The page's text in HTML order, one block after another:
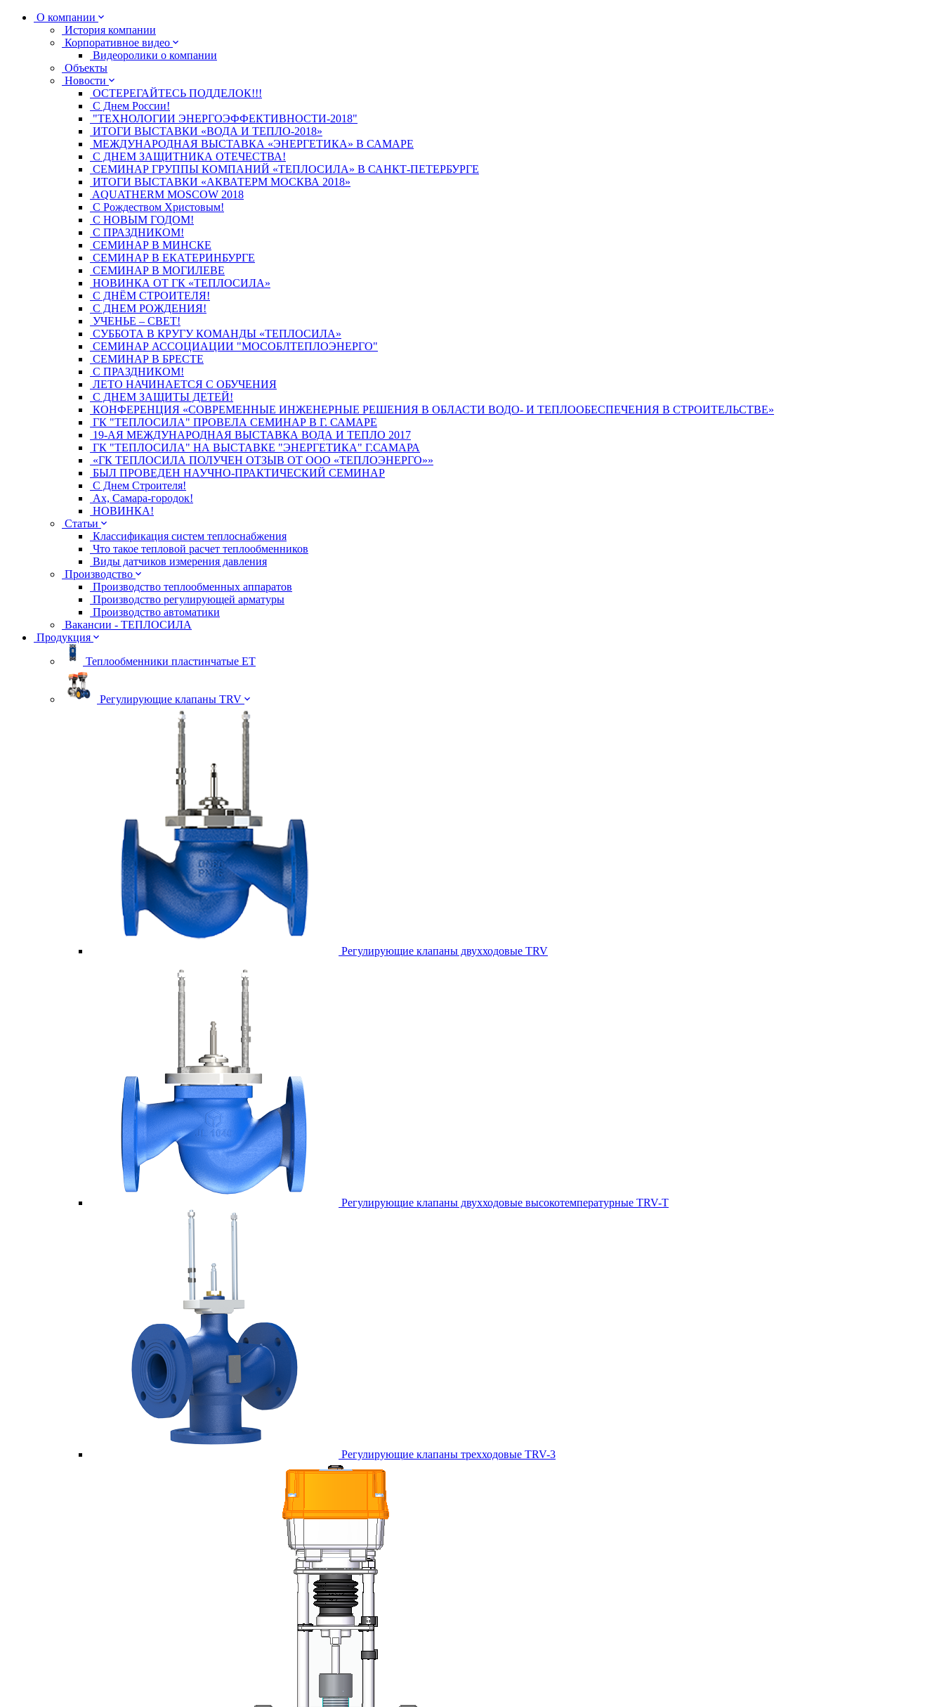
О компании
История компании
Корпоративное видео
Видеоролики о компании
Объекты
Новости
ОСТЕРЕГАЙТЕСЬ ПОДДЕЛОК!!!
С Днем России!
"ТЕХНОЛОГИИ ЭНЕРГОЭФФЕКТИВНОСТИ-2018"
ИТОГИ ВЫСТАВКИ «ВОДА И ТЕПЛО-2018»
МЕЖДУНАРОДНАЯ ВЫСТАВКА «ЭНЕРГЕТИКА» В САМАРЕ
С ДНЕМ ЗАЩИТНИКА ОТЕЧЕСТВА!
СЕМИНАР ГРУППЫ КОМПАНИЙ «ТЕПЛОСИЛА» В САНКТ-ПЕТЕРБУРГЕ
ИТОГИ ВЫСТАВКИ «АКВАТЕРМ МОСКВА 2018»
AQUATHERM MOSCOW 2018
С Рождеством Христовым!
С НОВЫМ ГОДОМ!
С ПРАЗДНИКОМ!
СЕМИНАР В МИНСКЕ
СЕМИНАР В ЕКАТЕРИНБУРГЕ
СЕМИНАР В МОГИЛЕВЕ
НОВИНКА ОТ ГК «ТЕПЛОСИЛА»
С ДНЁМ СТРОИТЕЛЯ!
С ДНЕМ РОЖДЕНИЯ!
УЧЕНЬЕ – СВЕТ!
СУББОТА В КРУГУ КОМАНДЫ «ТЕПЛОСИЛА»
СЕМИНАР АССОЦИАЦИИ "МОСОБЛТЕПЛОЭНЕРГО"
СЕМИНАР В БРЕСТЕ
С ПРАЗДНИКОМ!
ЛЕТО НАЧИНАЕТСЯ С ОБУЧЕНИЯ
С ДНЕМ ЗАЩИТЫ ДЕТЕЙ!
КОНФЕРЕНЦИЯ «СОВРЕМЕННЫЕ ИНЖЕНЕРНЫЕ РЕШЕНИЯ В ОБЛАСТИ ВОДО- И ТЕПЛООБЕСПЕЧЕНИЯ В СТРОИТЕЛЬСТВЕ»
ГК "ТЕПЛОСИЛА" ПРОВЕЛА СЕМИНАР В Г. САМАРЕ
19-АЯ МЕЖДУНАРОДНАЯ ВЫСТАВКА ВОДА И ТЕПЛО 2017
ГК "ТЕПЛОСИЛА" НА ВЫСТАВКЕ "ЭНЕРГЕТИКА" Г.САМАРА
«ГК ТЕПЛОСИЛА ПОЛУЧЕН ОТЗЫВ ОТ ООО «ТЕПЛОЭНЕРГО»»
БЫЛ ПРОВЕДЕН НАУЧНО-ПРАКТИЧЕСКИЙ СЕМИНАР
С Днем Строителя!
Ах, Самара-городок!
НОВИНКА!
Статьи
Классификация систем теплоснабжения
Что такое тепловой расчет теплообменников
Виды датчиков измерения давления
Производство
Производство теплообменных аппаратов
Производство регулирующей арматуры
Производство автоматики
Вакансии - ТЕПЛОСИЛА
Продукция
Теплообменники пластинчатые ЕТ
Регулирующие клапаны TRV
Регулирующие клапаны двухходовые TRV
Регулирующие клапаны двухходовые высокотемпературные TRV-T
Регулирующие клапаны трехходовые TRV-3